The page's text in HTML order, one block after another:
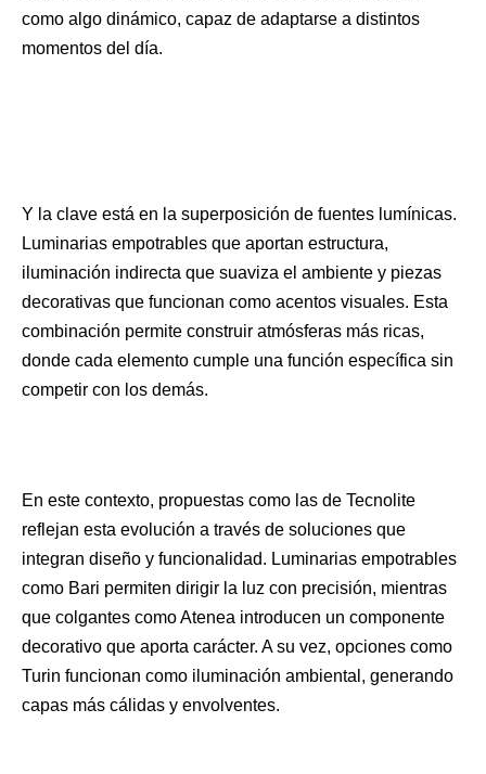
como algo dinámico, capaz de adaptarse a distintos
momentos del día.
Y la clave está en la superposición de fuentes lumínicas.
Luminarias empotrables que aportan estructura,
iluminación indirecta que suaviza el ambiente y piezas
decorativas que funcionan como acentos visuales. Esta
combinación permite construir atmósferas más ricas,
donde cada elemento cumple una función específica sin
competir con los demás.
En este contexto, propuestas como las de Tecnolite
reflejan esta evolución a través de soluciones que
integran diseño y funcionalidad. Luminarias empotrables
como Bari permiten dirigir la luz con precisión, mientras
que colgantes como Atenea introducen un componente
decorativo que aporta carácter. A su vez, opciones como
Turin funcionan como iluminación ambiental, generando
capas más cálidas y envolventes.